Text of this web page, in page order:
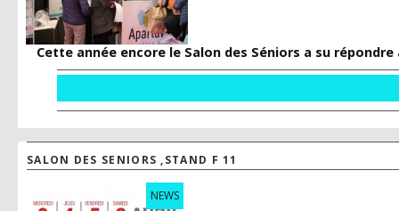
Cette année encore le Salon des Séniors a su
SALON DES SENIORS ,STAND F 11
NEWS